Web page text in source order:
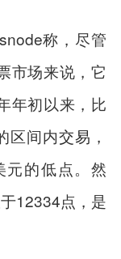
称，尽管
市场来说，它
年初以来，比
区间内交易 ，
元的低点。然
12334点，是